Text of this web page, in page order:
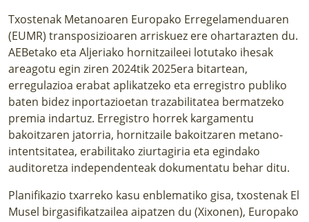
Txostenak Metanoaren Europako Erregelamenduaren
(EUMR) transposizioaren arriskuez ere ohartarazten du.
AEBetako eta Aljeriako hornitzaileei lotutako ihesak
areagotu egin ziren 2024tik 2025era bitartean,
erregulazioa erabat aplikatzeko eta erregistro publiko
baten bidez inportazioetan trazabilitatea bermatzeko
premia indartuz. Erregistro horrek kargamentu
bakoitzaren jatorria, hornitzaile bakoitzaren metano-
intentsitatea, erabilitako ziurtagiria eta egindako
auditoretza independenteak dokumentatu behar ditu.
Planifikazio txarreko kasu enblematiko gisa, txostenak El
Musel birgasifikatzailea aipatzen du (Xixonen), Europako